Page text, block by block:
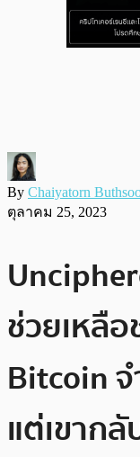
By Chaiyatorn
ตุลาคม 25, 2023
ช่วยเหลื
Bitcoin
แต่เขาก